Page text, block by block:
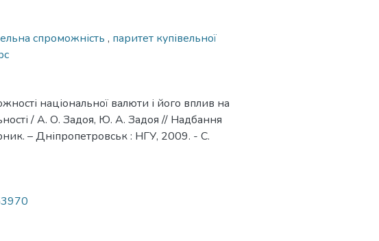
спроможність , паритет купівельної
національної валюти і його вплив на
/ А. О. Задоя, Ю. А. Задоя // Надбання
– Дніпропетровськ : НГУ, 2009. - С.